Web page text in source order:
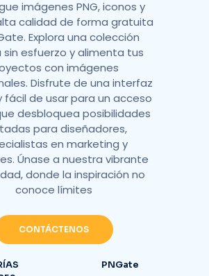
imágenes PNG, iconos y
calidad de forma gratuita
Explora una colección
sin esfuerzo y alimenta tus
con imágenes
Disfrute de una interfaz
fácil de usar para un acceso
desbloquea posibilidades
para diseñadores,
en marketing y
Únase a nuestra vibrante
donde la inspiración no
conoce límites
CONTÁCTENOS
PNGate